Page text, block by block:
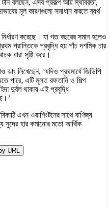
টান বলছেন, এসব প্রকল্প আয় স্থবিরতা,
মূল কারণগুলো সমাধান করতে ব্যর্থ
করেছে। যা গত বছরের সমান হলেও
প্রান্তিকে প্রবৃদ্ধি হয় পাঁচ দশমিক চার
ধারা সৃষ্টি করে।
ঝাং লিখেছেন, ‘যদিও প্রথমার্ধে জিডিপি
পারে, এটি মূলত রফতানি ও শিল্প
দুর্বল থাকায় এই প্রবৃদ্ধি
এখন ওয়াশিংটনের সাথে বাণিজ্য
সুদের হার কমানোর মতো আর্থিক
URL